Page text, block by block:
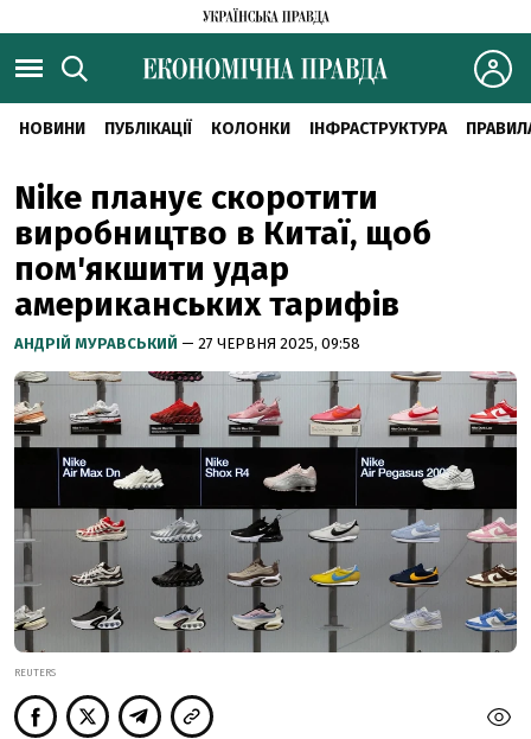
НОВИНИ ПУБЛІКАЦІЇ КОЛОНКИ ІНФРАСТРУКТУРА
Nike планує скоротити
виробництво в Китаї, щоб
пом'якшити удар
американських тарифів
АНДРІЙ МУРАВСЬКИЙ — 27 ЧЕРВНЯ 2025, 09:58
REUTERS